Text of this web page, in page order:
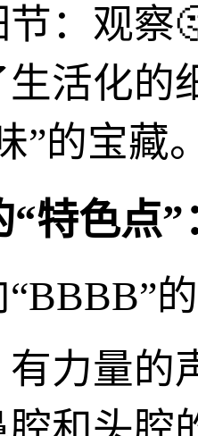
：观察
活化的
”的宝藏
“特色点”
力量的